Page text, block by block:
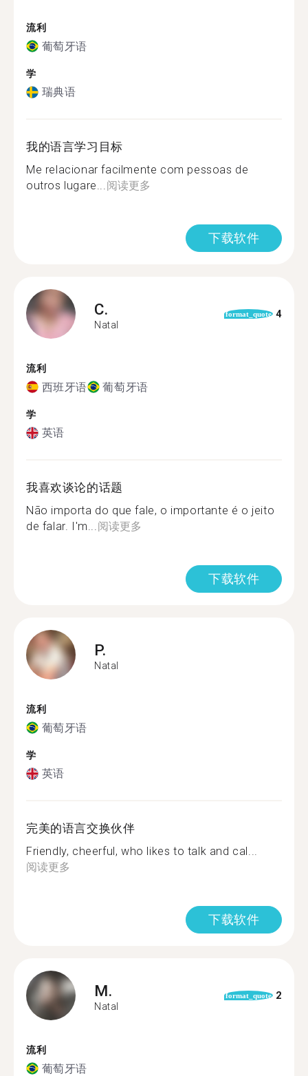
流利
葡萄牙语
学
瑞典语
我的语言学习目标
Me relacionar facilmente com pessoas de
outros lugare...阅读更多
下载软件
C.
Natal
format_quote 4
流利
西班牙语 葡萄牙语
学
英语
我喜欢谈论的话题
Não importa do que fale, o importante é o jeito
de falar. I'm...阅读更多
下载软件
P.
Natal
流利
葡萄牙语
学
英语
完美的语言交换伙伴
Friendly, cheerful, who likes to talk and cal...
阅读更多
下载软件
M.
Natal
format_quote 2
流利
葡萄牙语